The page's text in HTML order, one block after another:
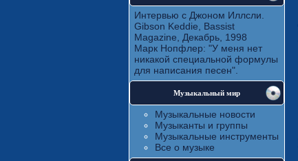
Интервью с Джоном Иллсли.
Gibson Keddie, Bassist
Magazine, Декабрь, 1998
Марк Нопфлер: "У меня нет
никакой специальной формулы
для написания песен".
Музыкальный мир
Музыкальные новости
Музыканты и группы
Музыкальные инструменты
Все о музыке